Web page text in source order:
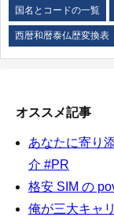
国名とコードの一覧
西暦和暦泰仏歴変換表
オススメ記事
あなたに寄り
介 #PR
格安 SIM の
俺が三大キャ